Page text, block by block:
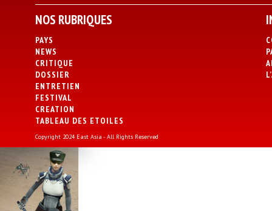
NOS RUBRIQUES
PAYS
NEWS
CRITIQUE
DOSSIER
ENTRETIEN
FESTIVAL
CREATION
TABLEAU DES ETOILES
Copyright 2024 East Asia - All Rights Reserved